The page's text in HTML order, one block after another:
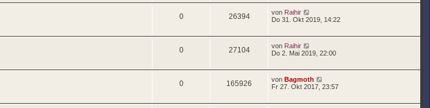
0 26394 von Raihir
Do 31. Okt 2019, 14:22
0 27104 von Raihir
Do 2. Mai 2019, 22:00
0 165926 von Bagmoth
Fr 27. Okt 2017, 23:57